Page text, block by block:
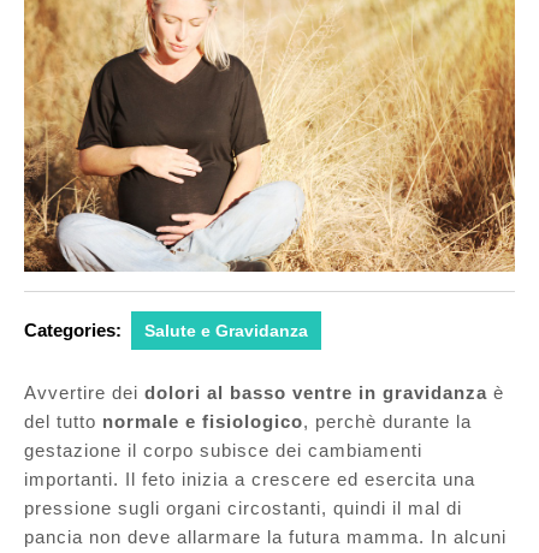
Categories: Salute e Gravidanza
Avvertire dei dolori al basso ventre in gravidanza è
del tutto normale e fisiologico, perchè durante la
gestazione il corpo subisce dei cambiamenti
importanti. Il feto inizia a crescere ed esercita una
pressione sugli organi circostanti, quindi il mal di
pancia non deve allarmare la futura mamma. In alcuni